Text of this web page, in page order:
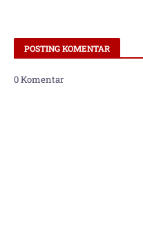
POSTING KOMENTAR
0 Komentar